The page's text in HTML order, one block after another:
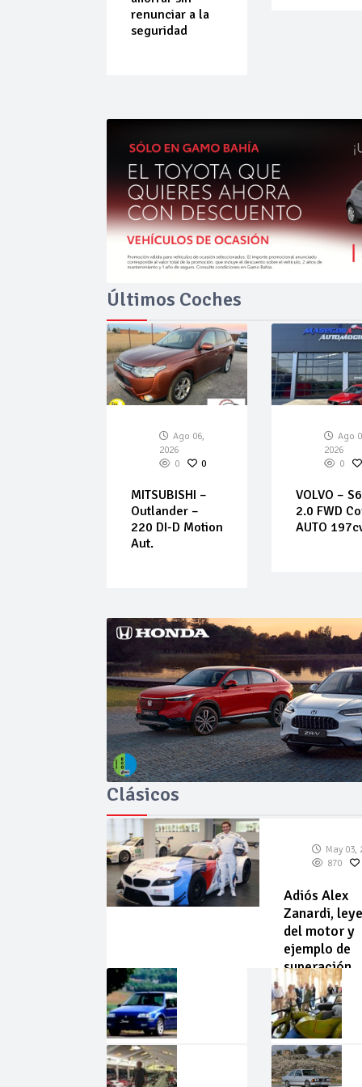
renunciar a la
seguridad
Últimos Coches
Ago 06,
2026
0
0
MITSUBISHI –
Outlander –
220 DI-D Motion
Aut.
Ago
2026
0
VOLVO –
2.0 FWD
AUTO
Clásicos
May 03,
870
Adiós Alex
Zanardi,
del motor y
ejemplo de
superación
May
Abr